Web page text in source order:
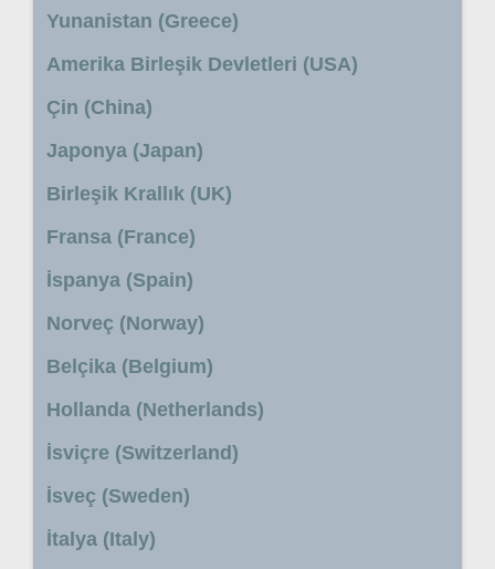
Yunanistan (Greece)
Amerika Birleşik Devletleri (USA)
Çin (China)
Japonya (Japan)
Birleşik Krallık (UK)
Fransa (France)
İspanya (Spain)
Norveç (Norway)
Belçika (Belgium)
Hollanda (Netherlands)
İsviçre (Switzerland)
İsveç (Sweden)
İtalya (Italy)